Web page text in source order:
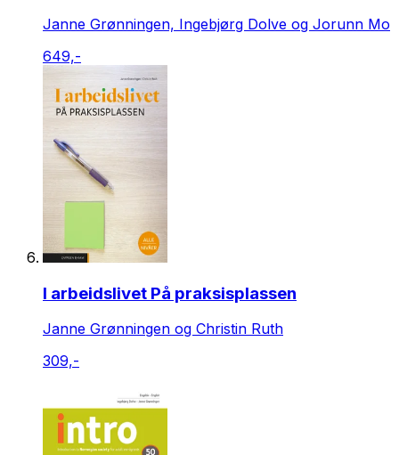
Janne Grønningen, Ingebjørg Dolve og Jorunn Mo
649,-
I arbeidslivet På praksisplassen
Janne Grønningen og Christin Ruth
309,-